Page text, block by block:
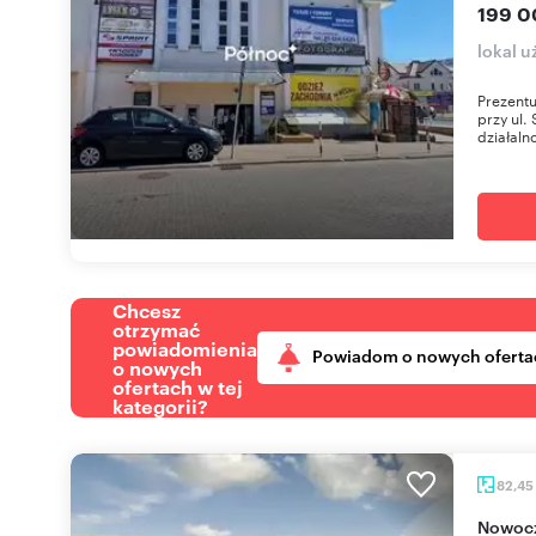
199
lokal
przy ul.
Chcesz
otrzymać
powiadomienia
o nowych
ofertach w tej
kategorii?
Powiadom o nowych
82,45
Nowoczesny lokal biurowo-usługowy 82,45 m²